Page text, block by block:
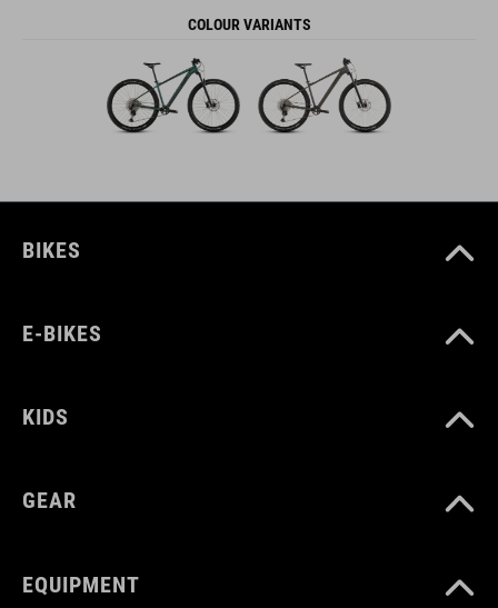
COLOUR VARIANTS
BIKES
E-BIKES
KIDS
GEAR
EQUIPMENT